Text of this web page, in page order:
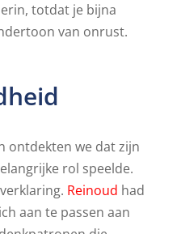
totdat je bijna
van onrust.
ontdekten we dat zijn
rol speelde.
Reinoud had
aan te passen aan